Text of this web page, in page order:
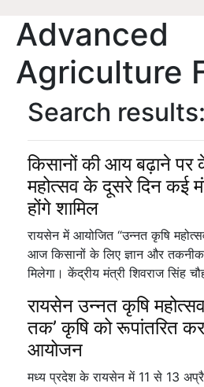
Advanced
Agriculture
Search results:
किसानों की आय बढ़ाने पर
महोत्सव के दूसरे दिन कई
होंगे शामिल
रायसेन में आयोजित “उन्नत कृषि
आज किसानों के लिए ज्ञान और
मिलेगा। केंद्रीय मंत्री शिवराज सिंह
रायसेन उन्नत कृषि
तक’ कृषि को रूपांतरित
आयोजन
मध्य प्रदेश के रायसेन में 11 से 13